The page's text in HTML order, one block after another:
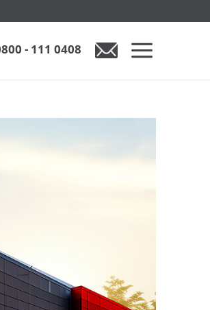
- 111 0408